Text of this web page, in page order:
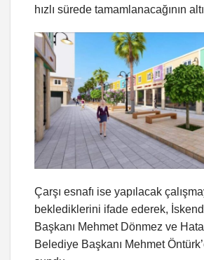
hızlı sürede tamamlanacağının
Çarşı esnafı ise yapılacak
beklediklerini ifade ederek,
Başkanı Mehmet Dönmez ve
Belediye Başkanı Mehmet